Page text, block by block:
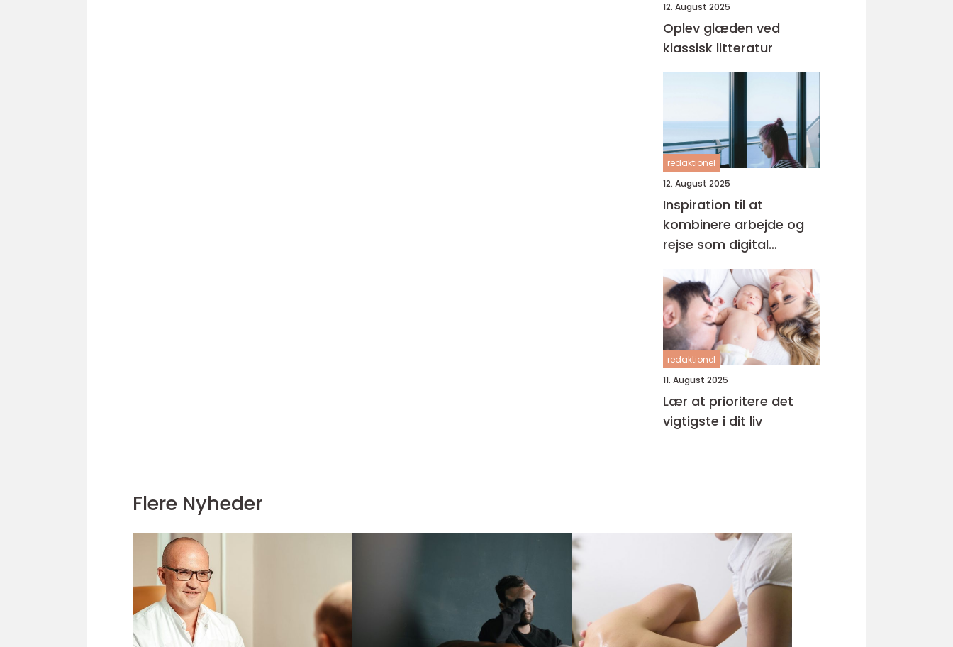
12. August 2025
Oplev glæden ved
klassisk litteratur
redaktionel
12. August 2025
Inspiration til at
kombinere arbejde og
rejse som digital
redaktionel
11. August 2025
Lær at prioritere det
vigtigste i dit liv
Flere Nyheder